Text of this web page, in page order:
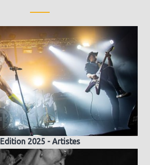
Edition 2025 - Artistes